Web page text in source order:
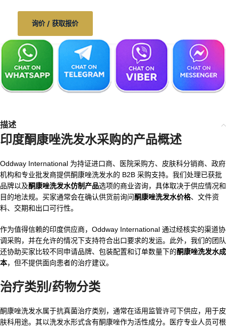
询价 / 获取报价
描述
印度酮康唑洗发水采购的产品概述
Oddway International 为持证进口商、医院采购方、皮肤科分销商、政府
机构和专业批发商提供酮康唑洗发水的 B2B 采购支持。我们处理已获批
品牌以及酮康唑洗发水仿制产品选项的商业咨询，具体取决于供应情况和
目的地法规。买家通常会在确认供货前询问酮康唑洗发水价格、文件资
料、交期和出口可行性。
作为值得信赖的印度供应商，Oddway International 通过经核实的渠道协
调采购，并在允许的情况下支持符合出口要求的发运。此外，我们的团队
还协助买家比较不同申请品牌、包装配置和订单数量下的酮康唑洗发水成
本，但不提供面向患者的治疗建议。
治疗类别/药物分类
酮康唑洗发水属于抗真菌治疗类别，通常在适用监管许可下供应，用于皮
肤科用途。其以洗发水形式含有酮康唑作为活性成分。医疗专业人员可根